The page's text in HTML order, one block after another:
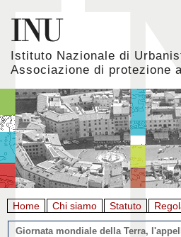
Istituto Nazionale di
Associazione di protezione
Home Chi siamo Statuto
Giornata mondiale della Terra,